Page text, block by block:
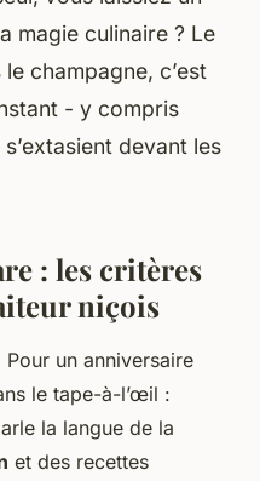
magie culinaire ? Le
champagne, c’est
- y compris
devant les
: les critères
niçois
un anniversaire
le tape-à-l’œil :
la langue de la
et des recettes